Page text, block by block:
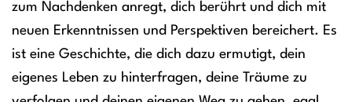
zum Nachdenken anregt, dich berührt und dich mit
neuen Erkenntnissen und Perspektiven bereichert. Es
ist eine Geschichte, die dich dazu ermutigt, dein
eigenes Leben zu hinterfragen, deine Träume zu